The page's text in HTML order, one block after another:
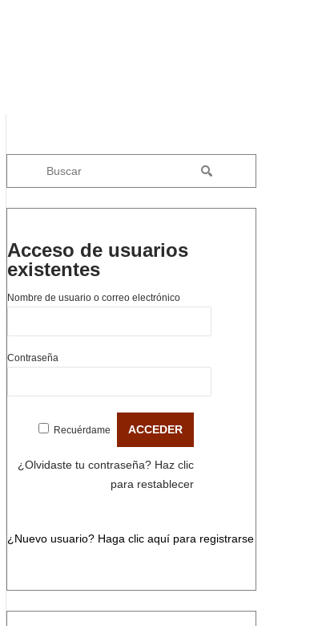
Acceso de usuarios
existentes
Nombre de usuario o correo electrónico
Contraseña
Recuérdame
¿Olvidaste tu contraseña? Haz clic
para restablecer
¿Nuevo usuario? Haga clic aquí para registrarse